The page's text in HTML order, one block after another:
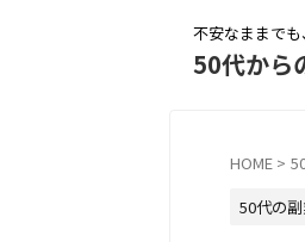
不安なままでも
50代から
HOME >
50代の